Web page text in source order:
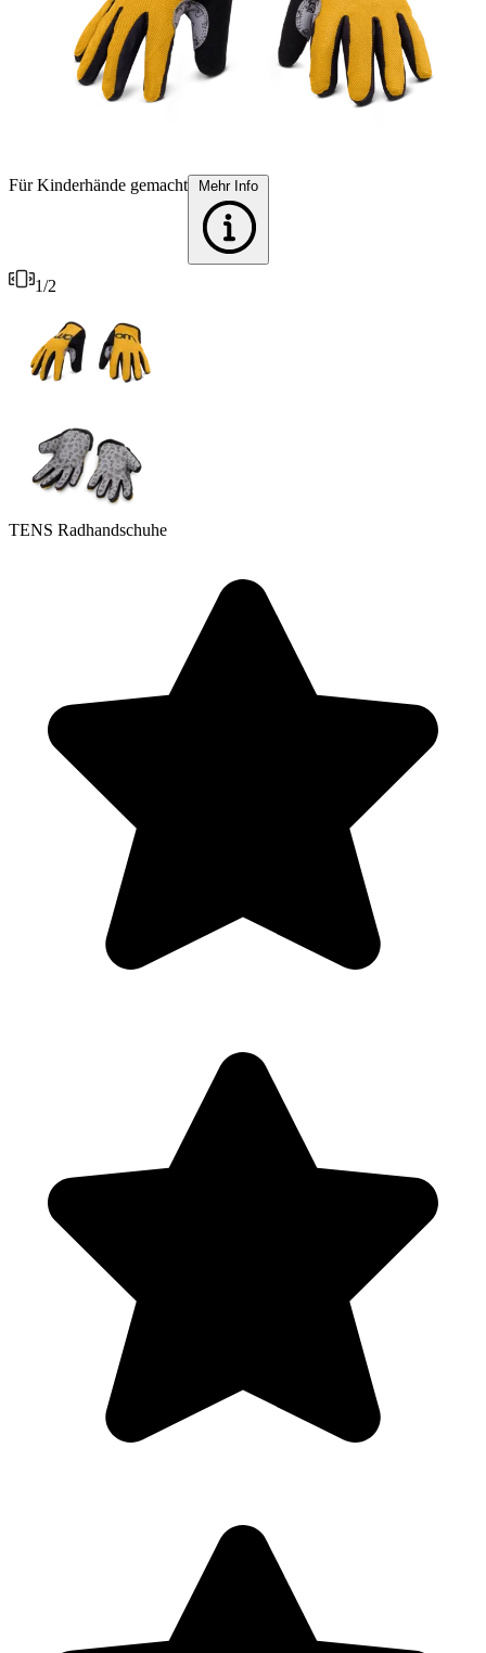
Für Kinderhände gemacht
1/2
TENS Radhandschuhe